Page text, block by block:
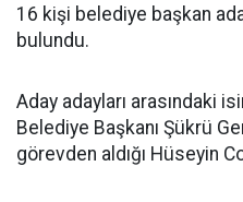
16 kişi belediye başkan
bulundu.
Aday adayları arasındaki
Belediye Başkanı Şükrü
görevden aldığı Hüseyin